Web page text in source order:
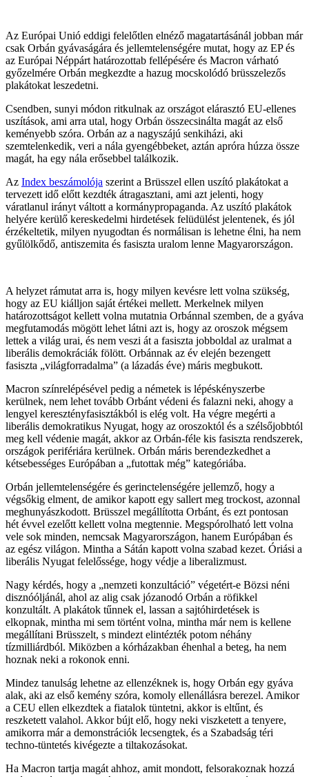
Az Európai Unió eddigi felelőtlen elnéző magatartásánál jobban már
csak Orbán gyávaságára és jellemtelenségére mutat, hogy az EP és
az Európai Néppárt határozottab fellépésére és Macron várható
győzelmére Orbán megkezdte a hazug mocskolódó brüsszelezős
plakátokat leszedetni.
Csendben, sunyi módon ritkulnak az országot elárasztó EU-ellenes
uszítások, ami arra utal, hogy Orbán összecsinálta magát az első
keményebb szóra. Orbán az a nagyszájú senkiházi, aki
szemtelenkedik, veri a nála gyengébbeket, aztán apróra húzza össze
magát, ha egy nála erősebbel találkozik.
Az Index beszámolója szerint a Brüsszel ellen uszító plakátokat a
tervezett idő előtt kezdték átragasztani, ami azt jelenti, hogy
váratlanul irányt váltott a kormánypropaganda. Az uszító plakátok
helyére kerülő kereskedelmi hirdetések felüdülést jelentenek, és jól
érzékeltetik, milyen nyugodtan és normálisan is lehetne élni, ha nem
gyűlölkődő, antiszemita és fasiszta uralom lenne Magyarországon.
A helyzet rámutat arra is, hogy milyen kevésre lett volna szükség,
hogy az EU kiálljon saját értékei mellett. Merkelnek milyen
határozottságot kellett volna mutatnia Orbánnal szemben, de a gyáva
megfutamodás mögött lehet látni azt is, hogy az oroszok mégsem
lettek a világ urai, és nem veszi át a fasiszta jobboldal az uralmat a
liberális demokráciák fölött. Orbánnak az év elején bezengett
fasiszta „világforradalma” (a lázadás éve) máris megbukott.
Macron színrelépésével pedig a németek is lépéskényszerbe
kerülnek, nem lehet tovább Orbánt védeni és falazni neki, ahogy a
lengyel keresztényfasisztákból is elég volt. Ha végre megérti a
liberális demokratikus Nyugat, hogy az oroszoktól és a szélsőjobbtól
meg kell védenie magát, akkor az Orbán-féle kis fasiszta rendszerek,
országok perifériára kerülnek. Orbán máris berendezkedhet a
kétsebességes Európában a „futottak még” kategóriába.
Orbán jellemtelenségére és gerinctelenségére jellemző, hogy a
végsőkig elment, de amikor kapott egy sallert meg trockost, azonnal
meghunyászkodott. Brüsszel megállította Orbánt, és ezt pontosan
hét évvel ezelőtt kellett volna megtennie. Megspórolható lett volna
vele sok minden, nemcsak Magyarországon, hanem Európában és
az egész világon. Mintha a Sátán kapott volna szabad kezet. Óriási a
liberális Nyugat felelőssége, hogy védje a liberalizmust.
Nagy kérdés, hogy a „nemzeti konzultáció” végetért-e Bözsi néni
disznóóljánál, ahol az alig csak józanodó Orbán a röfikkel
konzultált. A plakátok tűnnek el, lassan a sajtóhirdetések is
elkopnak, mintha mi sem történt volna, mintha már nem is kellene
megállítani Brüsszelt, s mindezt elintézték potom néhány
tízmilliárdból. Miközben a kórházakban éhenhal a beteg, ha nem
hoznak neki a rokonok enni.
Mindez tanulság lehetne az ellenzéknek is, hogy Orbán egy gyáva
alak, aki az első kemény szóra, komoly ellenállásra berezel. Amikor
a CEU ellen elkezdtek a fiatalok tüntetni, akkor is eltűnt, és
reszketett valahol. Akkor bújt elő, hogy neki viszketett a tenyere,
amikorra már a demonstrációk lecsengtek, és a Szabadság téri
techno-tüntetés kivégezte a tiltakozásokat.
Ha Macron tartja magát ahhoz, amit mondott, felsorakoznak hozzá